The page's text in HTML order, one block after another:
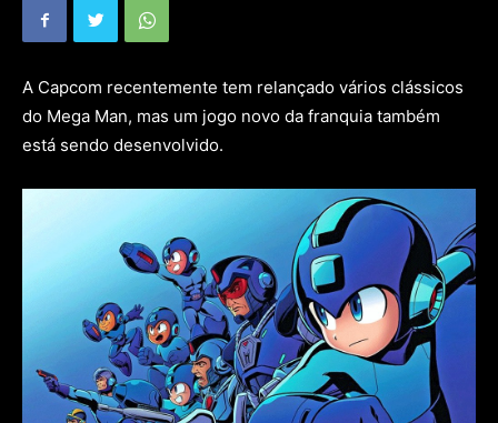
A Capcom recentemente tem relançado vários clássicos
do Mega Man, mas um jogo novo da franquia também
está sendo desenvolvido.